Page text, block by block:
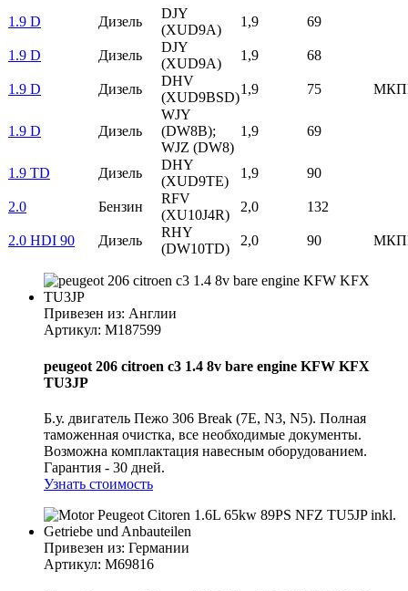
1.9 D Дизель
DJY
(XUD9A)
1,9 69
1.9 D Дизель
DJY
(XUD9A)
1,9 68
1.9 D Дизель
DHV
(XUD9BSD)
1,9 75
1.9 D Дизель
WJY
(DW8B);
WJZ (DW8)
1,9 69
1.9 TD Дизель
DHY
(XUD9TE)
1,9 90
2.0 Бензин
RFV
(XU10J4R)
2,0 132
2.0 HDI 90 Дизель
RHY
(DW10TD)
2,0 90
Привезен из: Англии
Артикул: M187599
peugeot 206 citroen c3 1.4 8v bare engine KFW KFX
TU3JP
Б.у. двигатель Пежо 306 Break (7E, N3, N5). Полная
таможенная очистка, все необходимые документы.
Возможна комплактация навесным оборудованием.
Гарантия - 30 дней.
Узнать стоимость
Привезен из: Германии
Артикул: M69816